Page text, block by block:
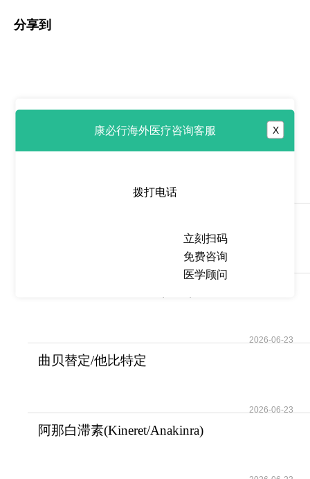
分享到
热点推荐
去纤苷钠/去纤苷
2026-06-23
曲贝替定/他比特定
2026-06-23
阿那白滞素(Kineret/Anakinra)
康必行海外医疗咨询客服 X
拨打电话
立刻扫码
免费咨询
医学顾问